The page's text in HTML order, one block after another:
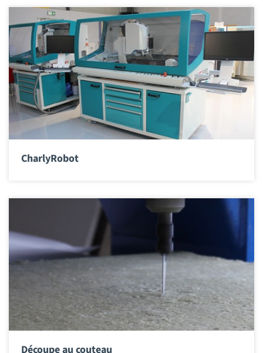
CharlyRobot
Découpe au couteau